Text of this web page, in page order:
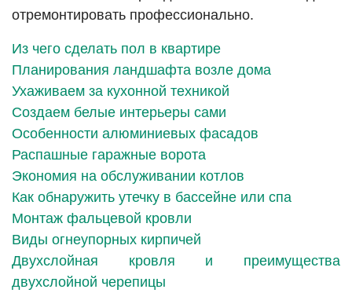
отремонтировать профессионально.
Из чего сделать пол в квартире
Планирования ландшафта возле дома
Ухаживаем за кухонной техникой
Создаем белые интерьеры сами
Особенности алюминиевых фасадов
Распашные гаражные ворота
Экономия на обслуживании котлов
Как обнаружить утечку в бассейне или спа
Монтаж фальцевой кровли
Виды огнеупорных кирпичей
Двухслойная кровля и преимущества
двухслойной черепицы